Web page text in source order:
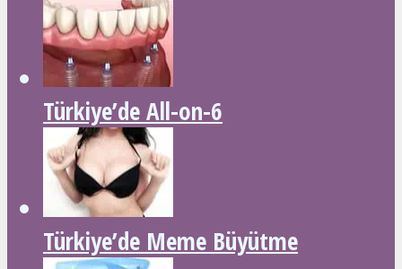
Türkiye’de All-on-6
Türkiye’de Meme Büyütme